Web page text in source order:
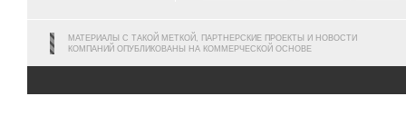
МАТЕРИАЛЫ С ТАКОЙ МЕТКОЙ, ПАРТНЕРСКИЕ ПРОЕКТЫ И НОВОСТИ
КОМПАНИЙ ОПУБЛИКОВАНЫ НА КОММЕРЧЕСКОЙ ОСНОВЕ